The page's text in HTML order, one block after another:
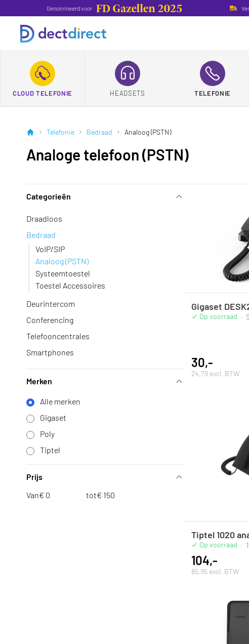
Genomineerd voor
CLOUD TELEFONIE HEADSETS TELEFONIE
Telefonie Bedraad Analoog (PSTN)
Analoge telefoon (PSTN)
Categorieën
Draadloos
Bedraad
VoIP/SIP
Analoog (PSTN)
Systeemtoestel
Toestel Accessoires
Deurintercom
Conferencing
Telefooncentrales
Smartphones
Merken
Alle merken
Gigaset
Poly
Tiptel
Prijs
Van€ tot€
Gigaset
Op voorraad ·
30,-
24,79 excl. BTW
Tiptel 1020
Op voorraad ·
104,-
85,95 excl. BTW